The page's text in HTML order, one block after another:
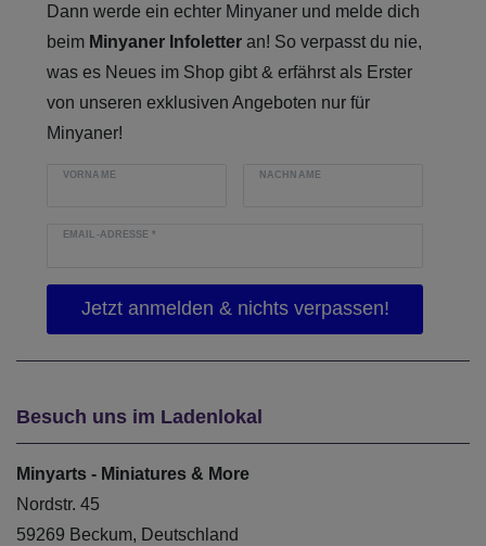
Dann werde ein echter Minyaner und melde dich
beim Minyaner Infoletter an! So verpasst du nie,
was es Neues im Shop gibt & erfährst als Erster
von unseren exklusiven Angeboten nur für
Minyaner!
VORNAME NACHNAME
EMAIL-ADRESSE*
Besuch uns im Ladenlokal
Minyarts - Miniatures & More
Nordstr. 45
59269 Beckum, Deutschland